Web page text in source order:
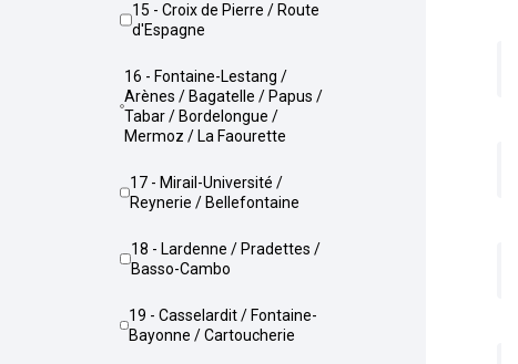
15 - Croix de Pierre / Route
d'Espagne
16 - Fontaine-Lestang /
Arènes / Bagatelle / Papus /
Tabar / Bordelongue /
Mermoz / La Faourette
17 - Mirail-Université /
Reynerie / Bellefontaine
18 - Lardenne / Pradettes /
Basso-Cambo
19 - Casselardit / Fontaine-
Bayonne / Cartoucherie